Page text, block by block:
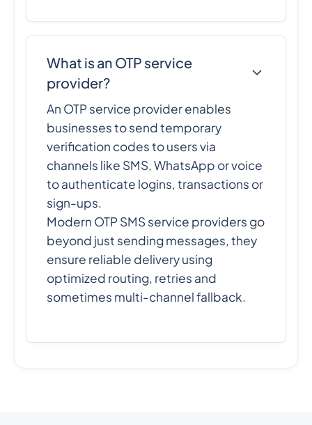
What is an OTP service
provider?
An OTP service provider enables
businesses to send temporary
verification codes to users via
channels like SMS, WhatsApp or voice
to authenticate logins, transactions or
sign-ups.
Modern OTP SMS service providers go
beyond just sending messages, they
ensure reliable delivery using
optimized routing, retries and
sometimes multi-channel fallback.